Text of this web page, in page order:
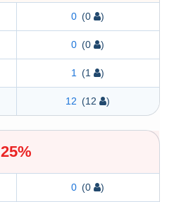
0 (0 )
0 (0 )
1 (1 )
12 (12 )
25%
0 (0 )